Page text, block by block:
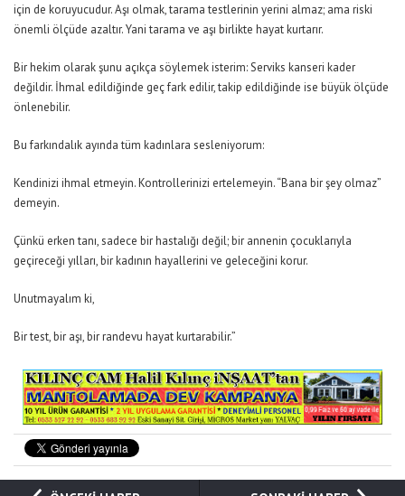
için de koruyucudur. Aşı olmak, tarama testlerinin yerini almaz; ama riski
önemli ölçüde azaltır. Yani tarama ve aşı birlikte hayat kurtarır.
Bir hekim olarak şunu açıkça söylemek isterim: Serviks kanseri kader
değildir. İhmal edildiğinde geç fark edilir, takip edildiğinde ise büyük ölçüde
önlenebilir.
Bu farkındalık ayında tüm kadınlara sesleniyorum:
Kendinizi ihmal etmeyin. Kontrollerinizi ertelemeyin. “Bana bir şey olmaz”
demeyin.
Çünkü erken tanı, sadece bir hastalığı değil; bir annenin çocuklarıyla
geçireceği yılları, bir kadının hayallerini ve geleceğini korur.
Unutmayalım ki,
Bir test, bir aşı, bir randevu hayat kurtarabilir.”